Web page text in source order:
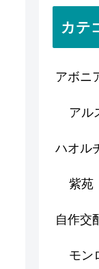
カテ
アボニ
アル
ハオル
紫苑
自作交
モン